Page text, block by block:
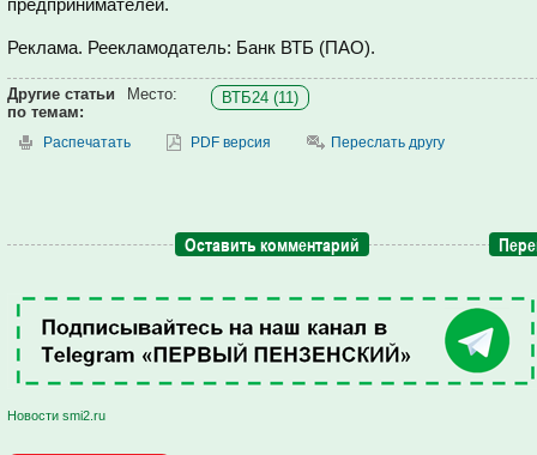
предпринимателей.
Реклама. Реекламодатель: Банк ВТБ (ПАО).
Другие статьи
по темам:
Место: ВТБ24 (11)
Распечатать PDF версия Переслать другу
Оставить комментарий
Новости smi2.ru